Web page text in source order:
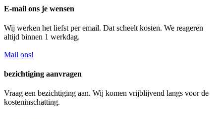
E-mail ons je wensen
Wij werken het liefst per email. Dat scheelt kosten. We reageren
altijd binnen 1 werkdag.
Mail ons!
bezichtiging aanvragen
Vraag een bezichtiging aan. Wij komen vrijblijvend langs voor de
kosteninschatting.